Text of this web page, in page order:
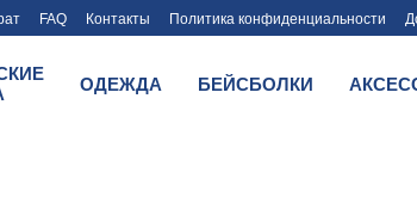
FAQ Контакты Политика конфиденциальности
ОДЕЖДА БЕЙСБОЛКИ